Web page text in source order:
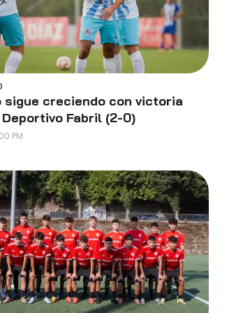
sigue creciendo con victoria
Fabril (2-0)
PM